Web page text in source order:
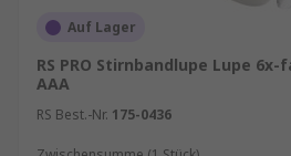
Auf Lager
RS PRO Stirnbandlupe Lupe
AAA
RS Best.-Nr. 175-0436